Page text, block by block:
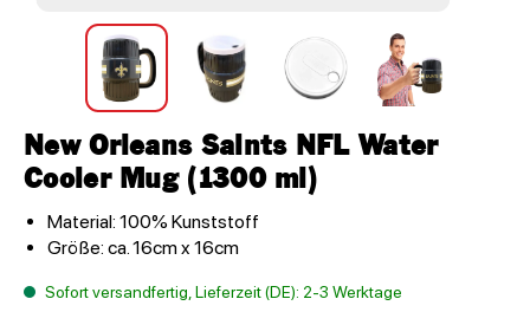
New Orleans Saints NFL Water
Cooler Mug (1300 ml)
Material: 100% Kunststoff
Größe: ca. 16cm x 16cm
Sofort versandfertig, Lieferzeit (DE): 2-3 Werktage